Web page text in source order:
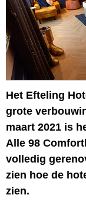
Het Efteling
grote
maart 2021 is
Alle 98
volledig
zien hoe de
zien.